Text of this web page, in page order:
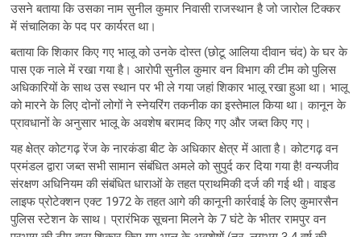
उसने बताया कि उसका नाम सुनील कुमार निवासी राजस्थान है जो जारोल टिक्कर
में संचालिका के पद पर कार्यरत था।
बताया कि शिकार किए गए भालू को उनके दोस्त (छोटू आलिया दीवान चंद) के घर के
पास एक नाले में रखा गया है। आरोपी सुनील कुमार वन विभाग की टीम को पुलिस
अधिकारियों के साथ उस स्थान पर भी ले गया जहां शिकार भालू रखा हुआ था। भालू
को मारने के लिए दोनों लोगों ने स्नेयरिंग तकनीक का इस्तेमाल किया था। कानून के
प्रावधानों के अनुसार भालू के अवशेष बरामद किए गए और जब्त किए गए।
यह क्षेत्र कोटगढ़ रेंज के नारकंडा बीट के अधिकार क्षेत्र में आता है। कोटगढ़ वन
प्रमंडल द्वारा जब्त सभी सामान संबंधित अमले को सुपुर्द कर दिया गया है! वन्यजीव
संरक्षण अधिनियम की संबंधित धाराओं के तहत प्राथमिकी दर्ज की गई थी। वाइड
लाइफ प्रोटेक्शन एक्ट 1972 के तहत आगे की कानूनी कार्रवाई के लिए कुमारसैन
पुलिस स्टेशन के साथ। प्रारंभिक सूचना मिलने के 7 घंटे के भीतर रामपुर वन